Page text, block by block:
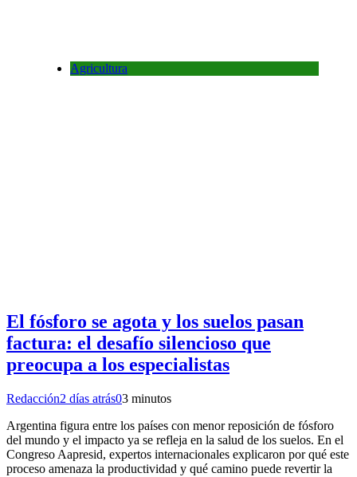
Agricultura
El fósforo se agota y los suelos pasan
factura: el desafío silencioso que
preocupa a los especialistas
Redacción2 días atrás03 minutos
Argentina figura entre los países con menor reposición de fósforo
del mundo y el impacto ya se refleja en la salud de los suelos. En el
Congreso Aapresid, expertos internacionales explicaron por qué este
proceso amenaza la productividad y qué camino puede revertir la